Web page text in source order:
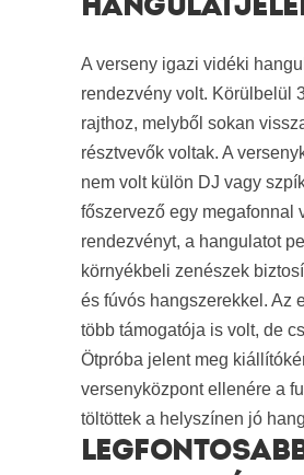
A verseny igazi vidéki
rendezvény volt. Körülbelül
rajthoz, melyből sokan
résztvevők voltak. A
nem volt külön DJ vagy
főszervező egy megafonnal
rendezvényt, a hangulatot
környékbeli zenészek
és fúvós hangszerekkel. Az
több támogatója is volt, de
Ötpróba jelent meg
versenyközpont ellenére a
töltöttek a helyszínen jó